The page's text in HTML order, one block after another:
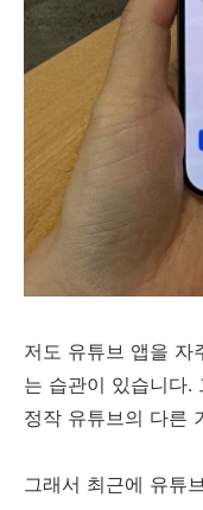
저도 유튜브 앱을 자
는 습관이 있습니다.
정작 유튜브의 다른
그래서 최근에 유튜